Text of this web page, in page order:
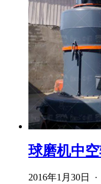
球磨机中
2016年1月30日